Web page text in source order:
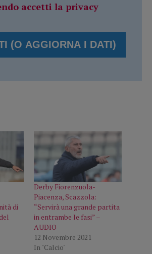
accetti la privacy
di
Derby Fiorenzuola-
Piacenza, Scazzola:
“Servirà una grande partita
in entrambe le fasi” –
AUDIO
12 Novembre 2021
In "Calcio"